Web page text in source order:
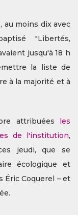
au moins dix avec
"Libertés,
jusqu'à 18 h
la liste de
à la majorité et à
attribuées les
de l'institution,
jeudi, que se
écologique et
Éric Coquerel – et